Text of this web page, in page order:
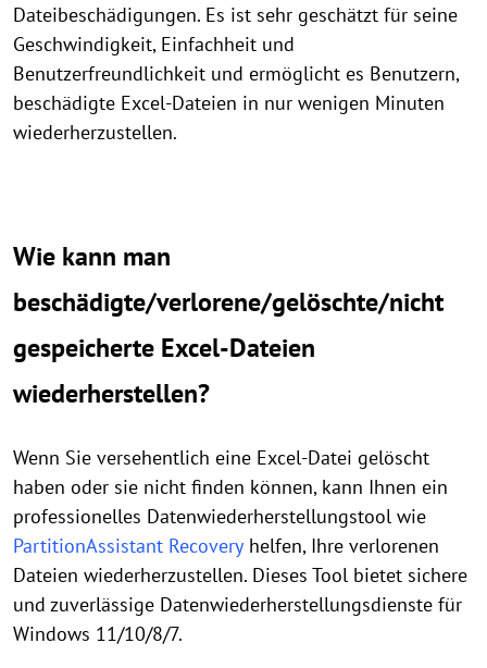
Dateibeschädigungen. Es ist sehr geschätzt für seine
Geschwindigkeit, Einfachheit und
Benutzerfreundlichkeit und ermöglicht es Benutzern,
beschädigte Excel-Dateien in nur wenigen Minuten
wiederherzustellen.
Wie kann man
beschädigte/verlorene/gelöschte/nicht
gespeicherte Excel-Dateien
wiederherstellen?
Wenn Sie versehentlich eine Excel-Datei gelöscht
haben oder sie nicht finden können, kann Ihnen ein
professionelles Datenwiederherstellungstool wie
PartitionAssistant Recovery helfen, Ihre verlorenen
Dateien wiederherzustellen. Dieses Tool bietet sichere
und zuverlässige Datenwiederherstellungsdienste für
Windows 11/10/8/7.